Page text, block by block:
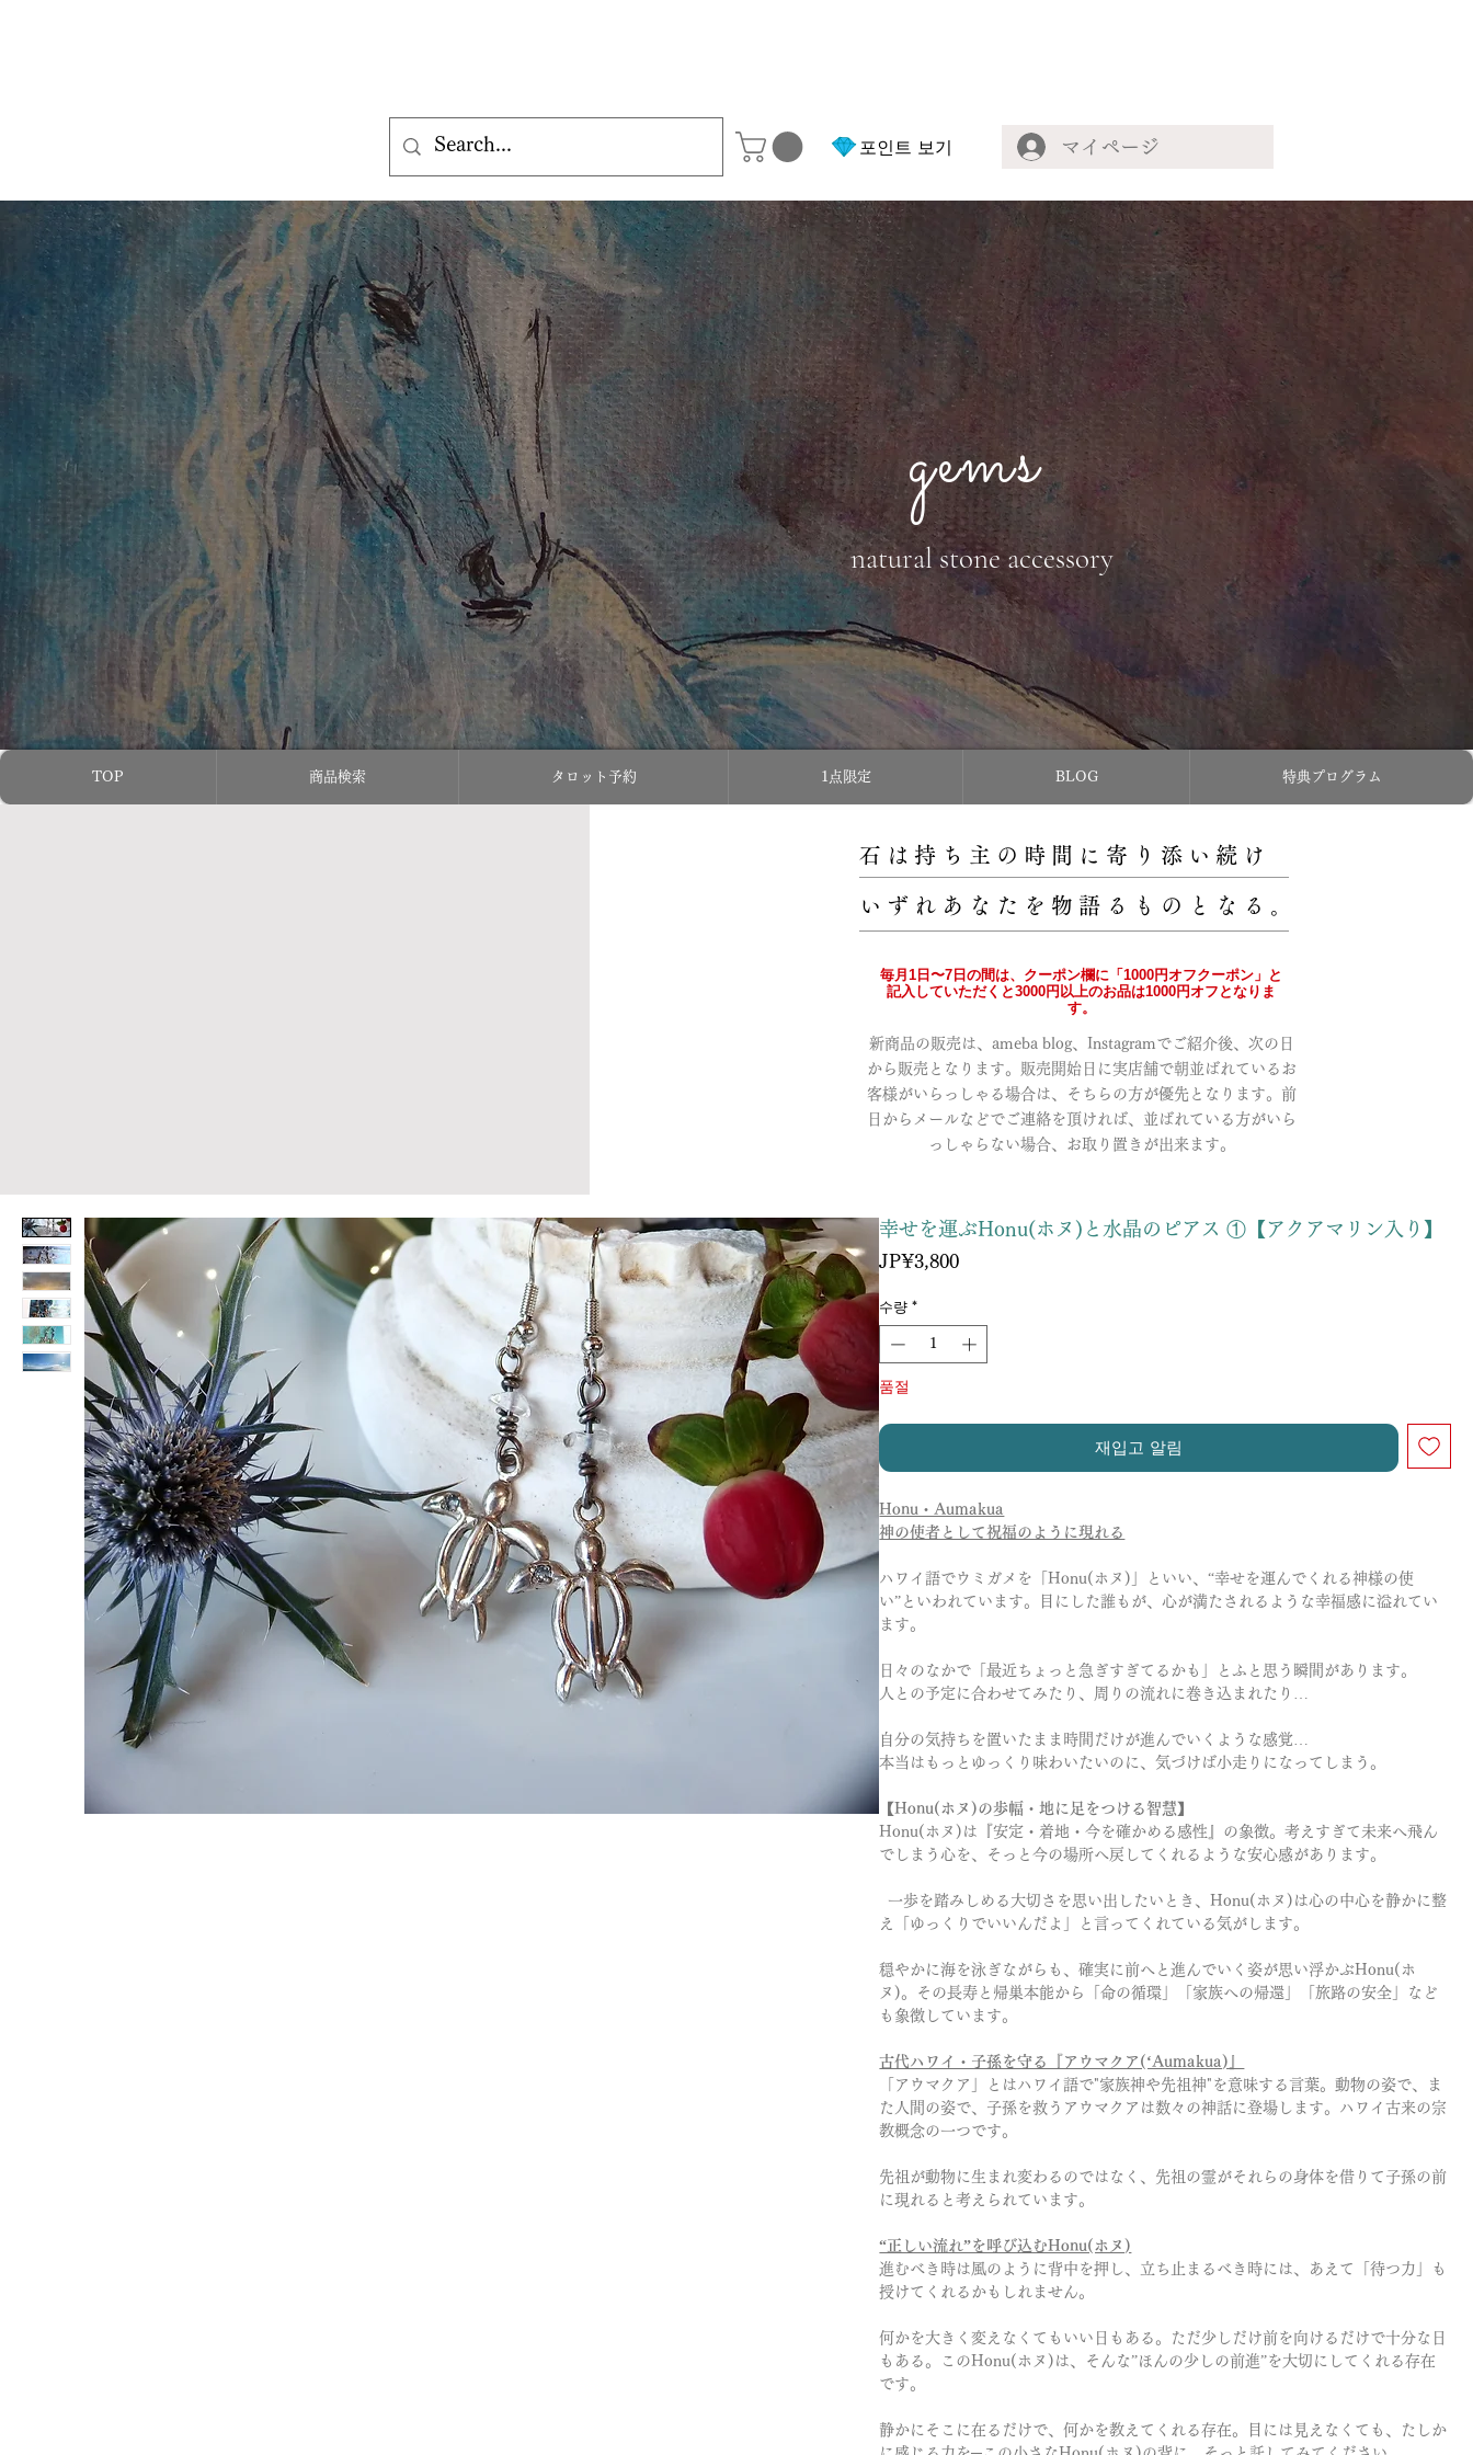
マイページ
포인트 보기
gems
natural stone accessory
TOP 商品検索 タロット予約 1点限定 BLOG 特典プログラム
石は持ち主の時間に寄り添い続け
いずれあなたを物語るものとなる。
毎月1日〜7日の間は、クーポン欄に「1000円オフクーポン」と
記入していただくと3000円以上のお品は1000円オフとなりま
す。
新商品の販売は、ameba blog、Instagramでご紹介後、次の日
から販売となります。販売開始日に実店舗で朝並ばれているお
客様がいらっしゃる場合は、そちらの方が優先となります。前
日からメールなどでご連絡を頂ければ、並ばれている方がいら
っしゃらない場合、お取り置きが出来ます。
幸せを運ぶHonu(ホヌ)と水晶のピアス ①【アクアマリン入り】
JP¥3,800가
수량 *
품절
재입고 알림
Honu・Aumakua
神の使者として祝福のように現れる
ハワイ語でウミガメを「Honu(ホヌ)」といい、“幸せを運んでくれる神様の使
い”といわれています。目にした誰もが、心が満たされるような幸福感に溢れてい
ます。
日々のなかで「最近ちょっと急ぎすぎてるかも」とふと思う瞬間があります。
人との予定に合わせてみたり、周りの流れに巻き込まれたり…
自分の気持ちを置いたまま時間だけが進んでいくような感覚…
本当はもっとゆっくり味わいたいのに、気づけば小走りになってしまう。
【Honu(ホヌ)の歩幅・地に足をつける智慧】
Honu(ホヌ)は『安定・着地・今を確かめる感性』の象徴。考えすぎて未来へ飛ん
でしまう心を、そっと今の場所へ戻してくれるような安心感があります。
一歩を踏みしめる大切さを思い出したいとき、Honu(ホヌ)は心の中心を静かに整
え「ゆっくりでいいんだよ」と言ってくれている気がします。
穏やかに海を泳ぎながらも、確実に前へと進んでいく姿が思い浮かぶHonu(ホ
ヌ)。その長寿と帰巣本能から「命の循環」「家族への帰還」「旅路の安全」など
も象徴しています。
古代ハワイ・子孫を守る『アウマクア(ʻAumakua)』
「アウマクア」とはハワイ語で"家族神や先祖神"を意味する言葉。動物の姿で、ま
た人間の姿で、子孫を救うアウマクアは数々の神話に登場します。ハワイ古来の宗
教概念の一つです。
先祖が動物に生まれ変わるのではなく、先祖の霊がそれらの身体を借りて子孫の前
に現れると考えられています。
“正しい流れ”を呼び込むHonu(ホヌ)
進むべき時は風のように背中を押し、立ち止まるべき時には、あえて「待つ力」も
授けてくれるかもしれません。
何かを大きく変えなくてもいい日もある。ただ少しだけ前を向けるだけで十分な日
もある。このHonu(ホヌ)は、そんな”ほんの少しの前進”を大切にしてくれる存在
です。
静かにそこに在るだけで、何かを教えてくれる存在。目には見えなくても、たしか